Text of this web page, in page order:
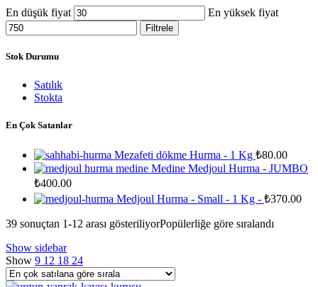
En düşük fiyat En yüksek fiyat
Filtrele
Stok Durumu
Satılık
Stokta
En Çok Satanlar
Mezafeti dökme Hurma - 1 Kg ₺80.00
Medine Medjoul Hurma - JUMBO
₺400.00
Medjoul Hurma - Small - 1 Kg - ₺370.00
39 sonuçtan 1-12 arası gösteriliyorPopülerliğe göre sıralandı
Show sidebar
Show 9 12 18 24